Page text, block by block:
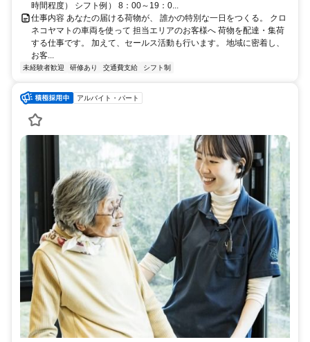
時間程度） シフト例） 8：00～19：0...
仕事内容 あなたの届ける荷物が、 誰かの特別な一日をつくる。 クロ
ネコヤマトの車両を使って 担当エリアのお客様へ 荷物を配達・集荷
する仕事です。 加えて、セールス活動も行います。 地域に密着し、
お客...
未経験者歓迎 研修あり 交通費支給 シフト制
アルバイト・パート